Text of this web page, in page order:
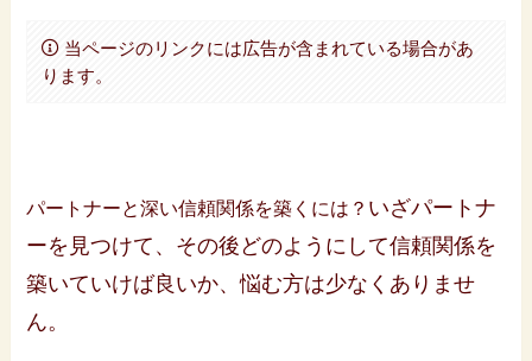
当ページのリンクには広告が含まれている場合があ
ります。
パートナーと深い信頼関係を築くには？ いざパートナ
ーを見つけて、その後どのようにして信頼関係を
築いていけば良いか、悩む方は少なくありませ
ん。